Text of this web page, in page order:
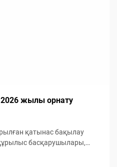
жылы орнату
қатынас бақылау
басқарушылары,